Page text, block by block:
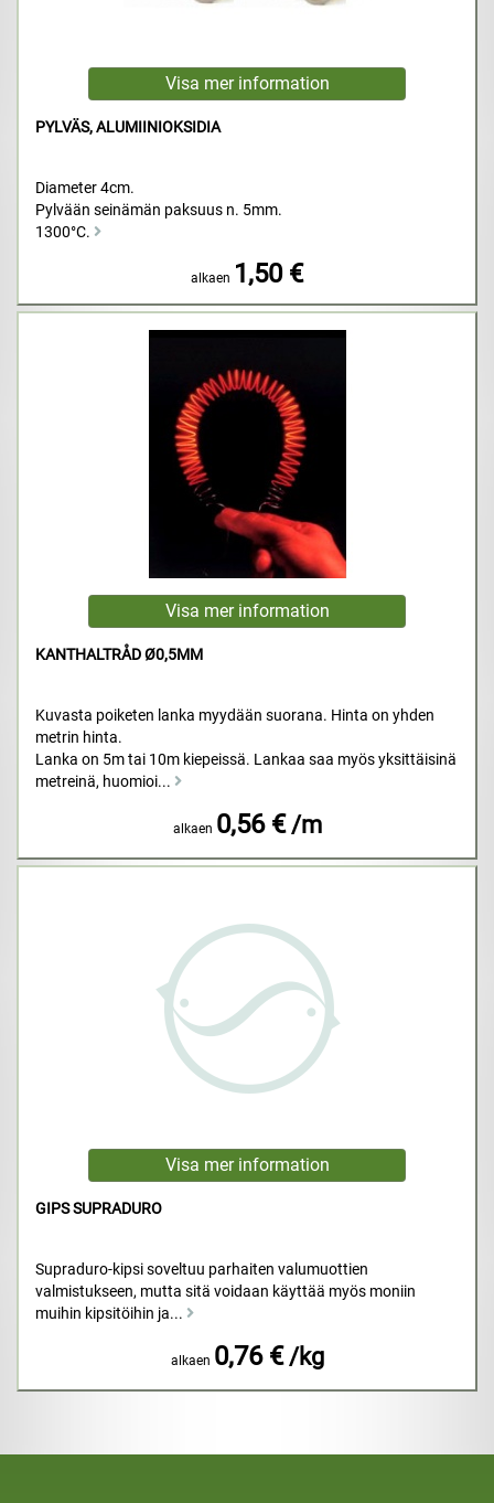
PYLVÄS, ALUMIINIOKSIDIA
Diameter 4cm.
Pylvään seinämän paksuus n. 5mm.
1300°C.
alkaen 1,50 €
KANTHALTRÅD Ø0,5MM
Kuvasta poiketen lanka myydään suorana. Hinta on yhden
metrin hinta.
Lanka on 5m tai 10m kiepeissä. Lankaa saa myös yksittäisinä
metreinä, huomioi...
alkaen 0,56 € /m
GIPS SUPRADURO
Supraduro-kipsi soveltuu parhaiten valumuottien
valmistukseen, mutta sitä voidaan käyttää myös moniin
muihin kipsitöihin ja...
alkaen 0,76 € /kg